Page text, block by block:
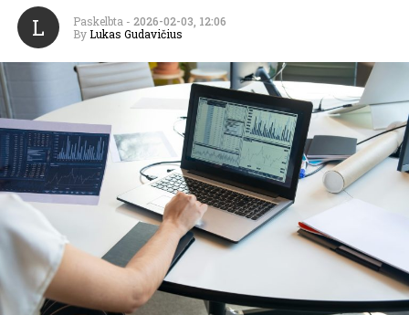
L Paskelbta - 2026-02-03, 12:06
By Lukas Gudavičius